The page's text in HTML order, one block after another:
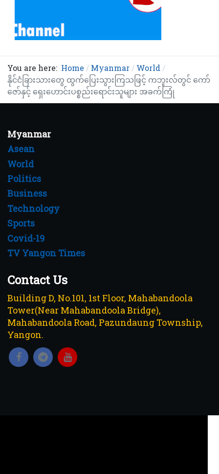
You are here: Home Myanmar
World
နိုင်ငံခြားသားတွေ ထွက်ပြေးသွားကြသဖြင့် ကဘူးလ်တွင် ကော်
ဇော်နှင့် ရှေးဟောင်းပစ္စည်းရောင်းသူများ အခက်ကြုံ
Myanmar
Asean
World
Politics
Business
Technology
Sports
Covid-19
TV Yangon Times
Contact Us
Building D, No.101, 1st Floor, Mahabandoola
Tower(Near Mahabandoola Bridge),
Mahabandoola Road, Pazundaung Township,
Yangon.